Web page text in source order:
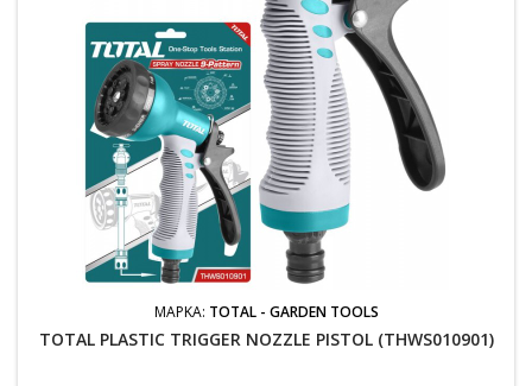
ΜΆΡΚΑ: TOTAL - GARDEN TOOLS
TOTAL PLASTIC TRIGGER NOZZLE PISTOL (THWS010901)